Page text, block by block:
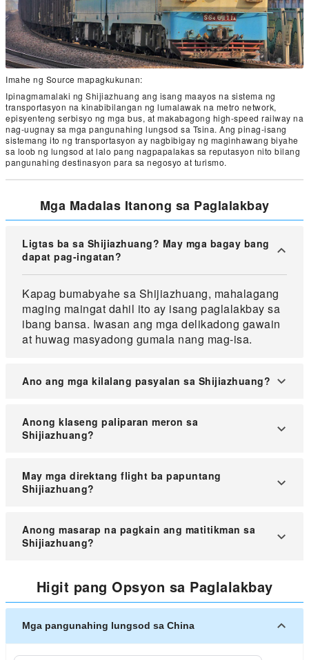
Imahe ng Source mapagkukunan:
Ipinagmamalaki ng Shijiazhuang ang isang maayos na sistema ng
transportasyon na kinabibilangan ng lumalawak na metro network,
episyenteng serbisyo ng mga bus, at makabagong high-speed railway na
nag-uugnay sa mga pangunahing lungsod sa Tsina. Ang pinag-isang
sistemang ito ng transportasyon ay nagbibigay ng maginhawang biyahe
sa loob ng lungsod at lalo pang nagpapalakas sa reputasyon nito bilang
pangunahing destinasyon para sa negosyo at turismo.
Mga Madalas Itanong sa Paglalakbay
Ligtas ba sa Shijiazhuang? May mga bagay bang
dapat pag-ingatan?
Kapag bumabyahe sa Shijiazhuang, mahalagang
maging maingat dahil ito ay isang paglalakbay sa
ibang bansa. Iwasan ang mga delikadong gawain
at huwag masyadong gumala nang mag-isa.
Ano ang mga kilalang pasyalan sa Shijiazhuang?
Kabilang sa mga sikat na tanawin ang Longxing
Temple na kilala rin bilang Great Buddha Temple,
Anong klaseng paliparan meron sa
Shijiazhuang?
Ang Shijiazhuang Zhengding International Airport
ay nagsisilbi sa mga domestic at international na
May mga direktang flight ba papuntang
Shijiazhuang?
Walang direktang mga flight mula sa Manila
patungo sa Shijiazhuang.
Anong masarap na pagkain ang matitikman sa
Shijiazhuang?
Bilang isa sa pinakamalaking lungsod sa rehiyon,
maraming kainan sa Shijiazhuang at sari-saring
putahe ang pagpipilian.
Higit pang Opsyon sa Paglalakbay
Mga pangunahing lungsod sa China